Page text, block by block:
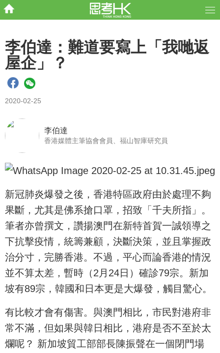
李伯達：難道要寫上「我哋返
屋企」？
2020-02-25
李伯達
香港媒體主筆協會會員、福山智庫研究員
新冠肺炎爆發之後，香港特區政府由於處理不夠
果斷，尤其是佛系搶口罩，招致「千夫所指」。
筆者亦曾撰文，讚揚澳門在新特首賀一誠領導之
下抗擊疫情，統籌兼顧，決斷決策，並且掌握政
治分寸，完勝香港。不過，平心而論香港的情況
並不算太差，暫時（2月24日）確診79宗。新加
坡有89宗，韓國和日本更是大爆發，觸目驚心。
有比較才會有傷害。與澳門相比，市民對港府非
常不滿，但如果與韓日相比，港府是否不至於太
爛呢？ 新加坡貿工部部長陳振聲在一個閉門場